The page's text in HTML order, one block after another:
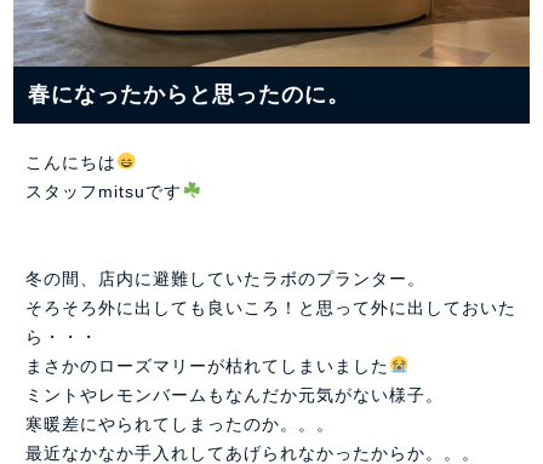
春になったからと思ったのに。
こんにちは
スタッフmitsuです
冬の間、店内に避難していたラボのプランター。
そろそろ外に出しても良いころ！と思って外に出しておいた
ら・・・
まさかのローズマリーが枯れてしまいました
ミントやレモンバームもなんだか元気がない様子。
寒暖差にやられてしまったのか。。。
最近なかなか手入れしてあげられなかったからか。。。